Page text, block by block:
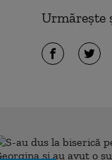
Urmărește